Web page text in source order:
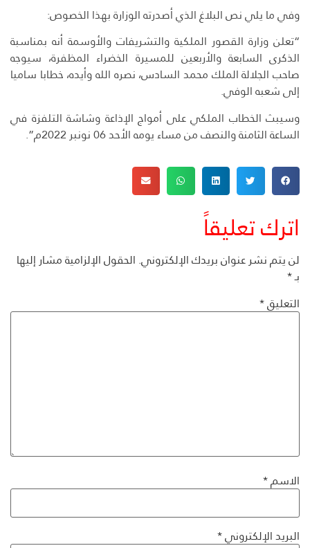
وفي ما يلي نص البلاغ الذي أصدرته الوزارة بهذا الخصوص:
“تعلن وزارة القصور الملكية والتشريفات والأوسمة أنه بمناسبة
الذكرى السابعة والأربعين للمسيرة الخضراء المظفرة، سيوجه
صاحب الجلالة الملك محمد السادس، نصره الله وأيده، خطابا ساميا
إلى شعبه الوفي.
وسيبث الخطاب الملكي على أمواج الإذاعة وشاشة التلفزة في
الساعة الثامنة والنصف من مساء يومه الأحد 06 نونبر 2022م”.
اترك تعليقاً
لن يتم نشر عنوان بريدك الإلكتروني.الحقول الإلزامية مشار إليها
بـ*
التعليق*
الاسم*
البريد الإلكتروني*